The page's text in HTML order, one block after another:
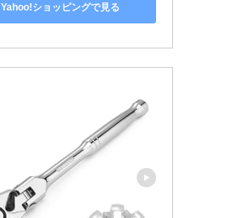
Yahoo!ショッピングで見る